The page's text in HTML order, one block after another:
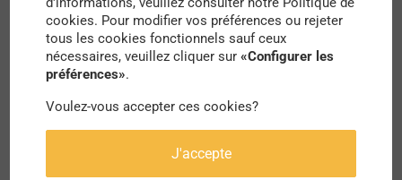
quelques questions : que s’était-il passé ici et
qu’était devenue la population ? Exode rural,
catastrophe naturelle, cataclysme écologique, peu
importe finalement. Avec le temps j’ai appris à ne
pas bouder mon plaisir, et la seule chose qui
m’inquiète désormais, c’est de savoir combien de
cookies. Pour modifier vos préférences ou rejeter
tous les cookies fonctionnels sauf ceux
nécessaires, veuillez cliquer sur«Configurer les
préférences».
Voulez-vous accepter ces cookies?
J'accepte